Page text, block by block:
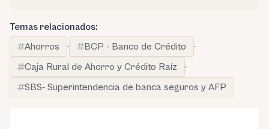
Temas relacionados:
Ahorros
· BCP - Banco de Crédito
·
Caja Rural de Ahorro y Crédito Raíz
·
SBS- Superintendencia de banca seguros y AFP